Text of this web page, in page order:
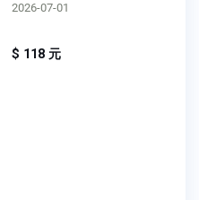
2026-07-01
$ 118 元